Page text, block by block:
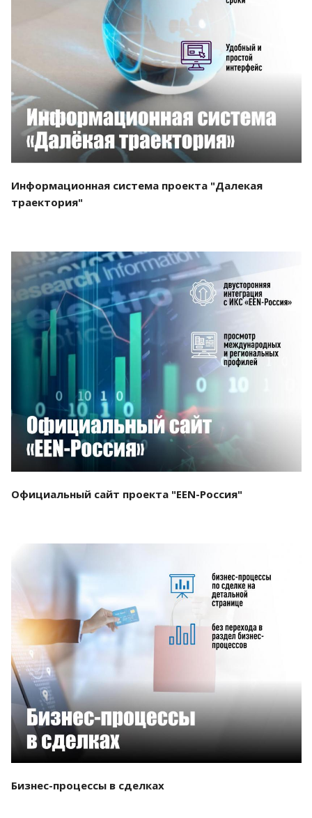
Смотреть проект
Информационная система проекта "Далекая
траектория"
Смотреть проект
Официальный сайт проекта "EEN-Россия"
Бизнес-процессы в сделках